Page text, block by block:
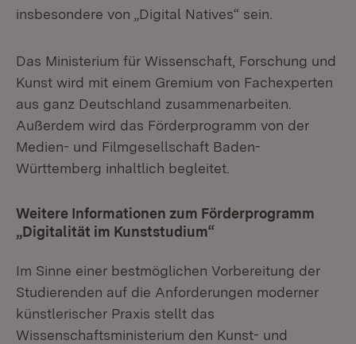
insbesondere von „Digital Natives“ sein.
Das Ministerium für Wissenschaft, Forschung und
Kunst wird mit einem Gremium von Fachexperten
aus ganz Deutschland zusammenarbeiten.
Außerdem wird das Förderprogramm von der
Medien- und Filmgesellschaft Baden-
Württemberg inhaltlich begleitet.
Weitere Informationen zum Förderprogramm
„Digitalität im Kunststudium“
Im Sinne einer bestmöglichen Vorbereitung der
Studierenden auf die Anforderungen moderner
künstlerischer Praxis stellt das
Wissenschaftsministerium den Kunst- und